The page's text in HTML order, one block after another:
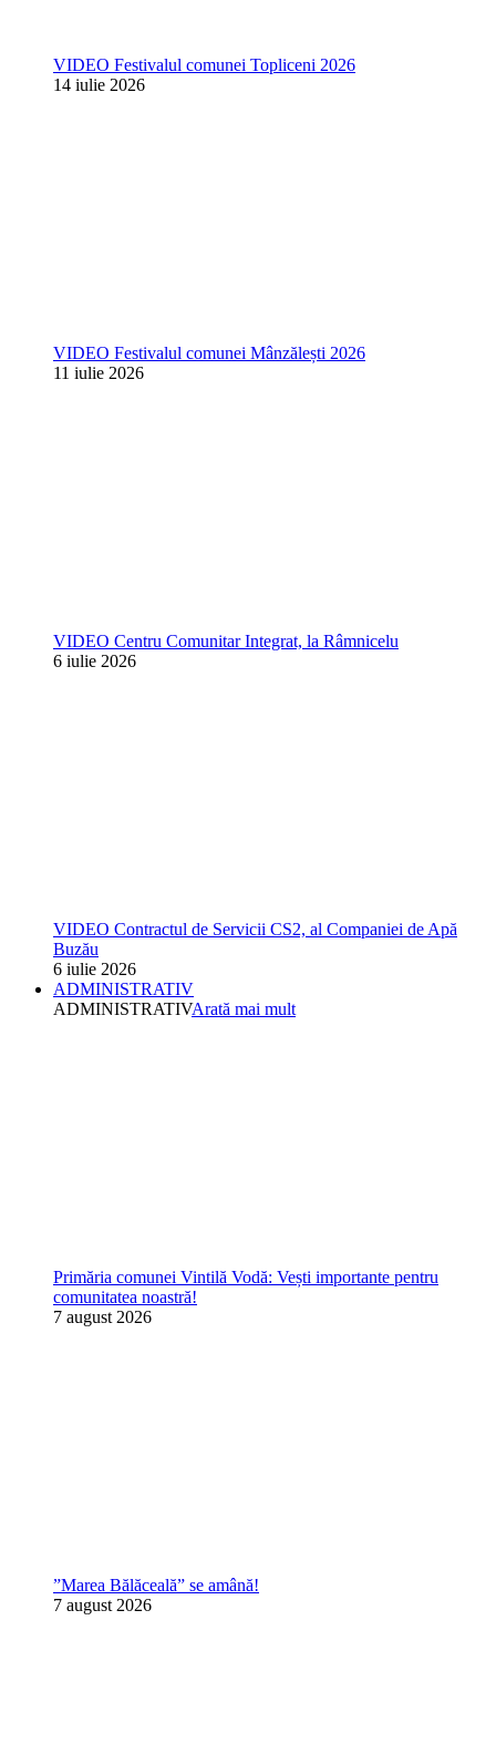
VIDEO Festivalul comunei Topliceni 2026
14 iulie 2026
VIDEO Festivalul comunei Mânzălești 2026
11 iulie 2026
VIDEO Centru Comunitar Integrat, la Râmnicelu
6 iulie 2026
VIDEO Contractul de Servicii CS2, al Companiei de Apă
Buzău
6 iulie 2026
ADMINISTRATIV
ADMINISTRATIVArată mai mult
Primăria comunei Vintilă Vodă: Vești importante pentru
comunitatea noastră!
7 august 2026
”Marea Bălăceală” se amână!
7 august 2026